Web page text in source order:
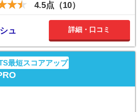
4.5点（10）
ュ 詳細・口コミ
最短スコアアップ